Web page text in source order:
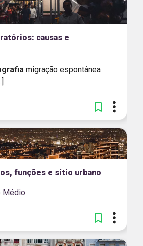
causas e
migração espontânea
funções e sítio urbano
Médio